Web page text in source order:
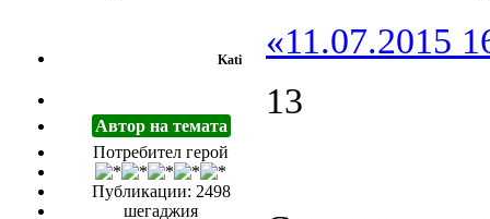
Kati
Автор на темата
Потребител герой
Публикации: 2498
шегаджия
«11.07.2015
13